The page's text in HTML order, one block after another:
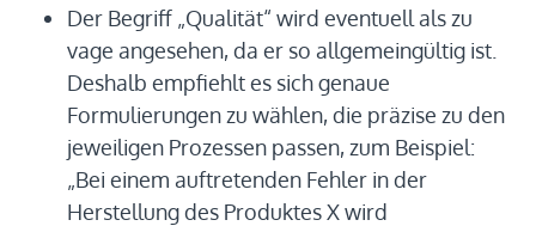
Der Begriff „Qualität“ wird eventuell als zu
vage angesehen, da er so allgemeingültig ist.
Deshalb empfiehlt es sich genaue
Formulierungen zu wählen, die präzise zu den
jeweiligen Prozessen passen, zum Beispiel:
„Bei einem auftretenden Fehler in der
Herstellung des Produktes X wird